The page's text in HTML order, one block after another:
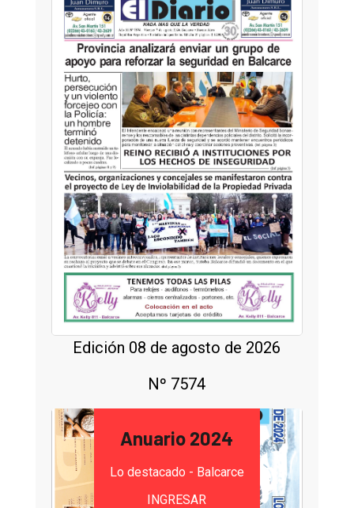
Edición 08 de agosto de 2026
Nº 7574
Anuario 2024
Lo destacado - Balcarce
INGRESAR